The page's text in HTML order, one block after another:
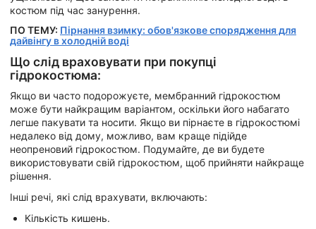
костюм під час занурення.
ПО ТЕМУ: Пірнання взимку: обов'язкове спорядження для
дайвінгу в холодній воді
Що слід враховувати при покупці
гідрокостюма:
Якщо ви часто подорожуєте, мембранний гідрокостюм
може бути найкращим варіантом, оскільки його набагато
легше пакувати та носити. Якщо ви пірнаєте в гідрокостюмі
недалеко від дому, можливо, вам краще підійде
неопреновий гідрокостюм. Подумайте, де ви будете
використовувати свій гідрокостюм, щоб прийняти найкраще
рішення.
Інші речі, які слід врахувати, включають:
Кількість кишень.